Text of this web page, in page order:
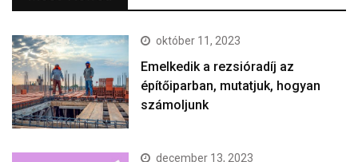
október 11, 2023
Emelkedik a rezsióradíj az
építőiparban, mutatjuk, hogyan
számoljunk
december 13, 2023